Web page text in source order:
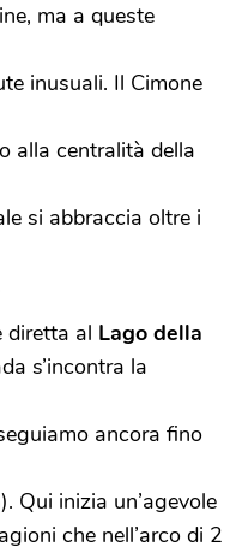
ma a queste
inusuali. Il Cimone
alla centralità della
si abbraccia oltre i
diretta al Lago della
s’incontra la
ancora fino
Qui inizia un’agevole
che nell’arco di 2